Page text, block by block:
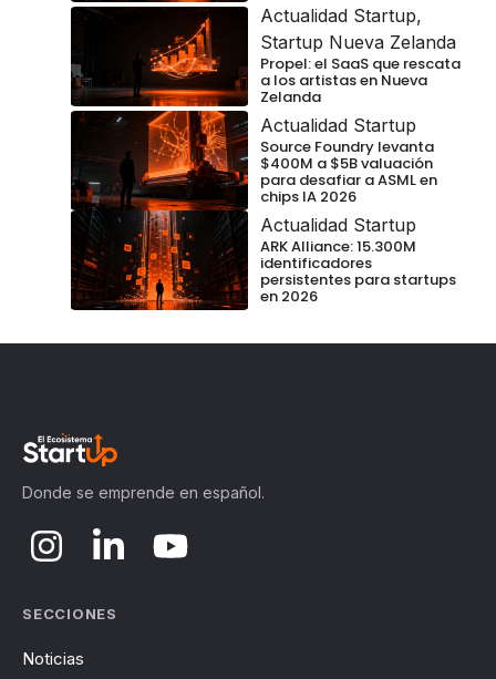
Actualidad Startup,
Startup Nueva Zelanda
Propel: el SaaS que rescata
a los artistas en Nueva
Zelanda
Actualidad Startup
Source Foundry levanta
$400M a $5B valuación
para desafiar a ASML en
chips IA 2026
Actualidad Startup
ARK Alliance: 15.300M
identificadores
persistentes para startups
en 2026
Donde se emprende en español.
SECCIONES
Noticias